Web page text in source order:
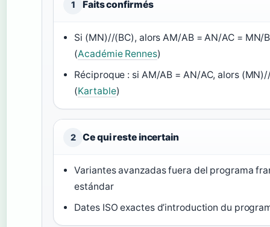
1 Faits confirmés
Si (MN)//(BC), alors AM/AB = AN/AC = MN/
(Académie Rennes)
Réciproque : si AM/AB = AN/AC, alors
(Kartable)
2 Ce qui reste incertain
Variantes avanzadas fuera del programa
estándar
Dates ISO exactes d’introduction du